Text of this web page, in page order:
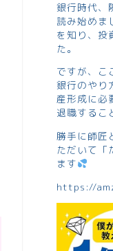
銀行時代、
読み始めま
を知り、投
た。
ですが、こ
銀行のやり
産形成に必
退職するこ
勝手に師匠
ただいて「
ます
https://